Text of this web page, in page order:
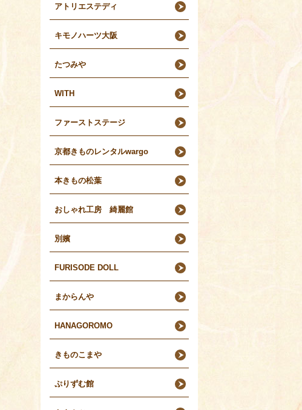
アトリエステディ
キモノハーツ大阪
たつみや
WITH
ファーストステージ
京都きものレンタルwargo
本きもの松葉
おしゃれ工房 綺麗館
別嬪
FURISODE DOLL
まからんや
HANAGOROMO
きものこまや
ぷりずむ館